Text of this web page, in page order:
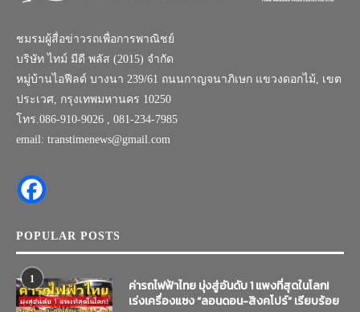
ชมรมผู้สื่อข่าวรถเพื่อการพาณิชย์
บริษัท ไทม์ มีดี พลัส (2015) จำกัด
หมู่บ้านไอฟีลด์ บางนา 239/61 ถนนกาญจนาภิเษก แขวงดอกไม้, เขต
ประเวศ, กรุงเทพมหานคร 10250
โทร.086-910-9026 , 081-234-7985
email: transtimenews@gmail.com
POPULAR POSTS
1
ค่ารถไฟฟ้าไทย มุ่งสู่อันดับ 1 แพงที่สุดในโลก!
เร่งเครื่องแซง “ลอนดอน-สิงคโปร์” เรียบร้อย